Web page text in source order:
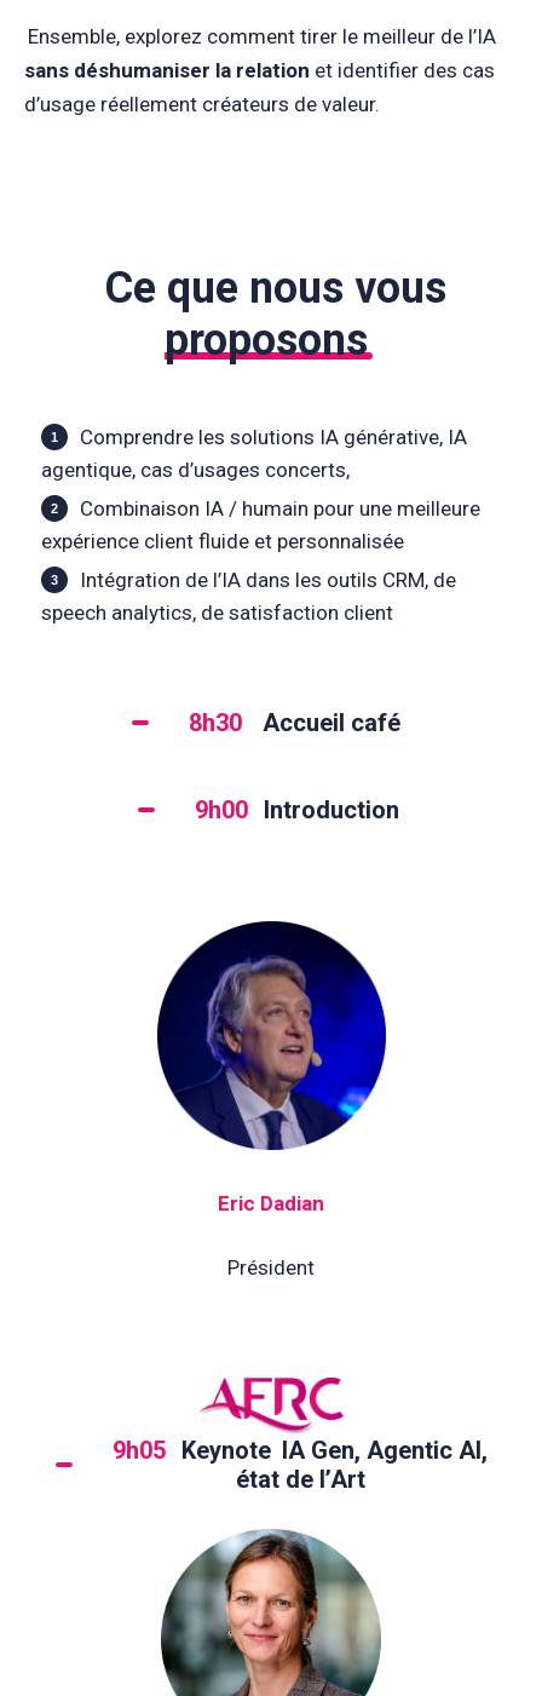
Ensemble, explorez comment tirer le meilleur de l’IA
sans déshumaniser la relation et identifier des cas
d’usage réellement créateurs de valeur.
Ce que nous vous
proposons
Comprendre les solutions IA générative, IA
agentique, cas d’usages concerts,
Combinaison IA / humain pour une meilleure
expérience client fluide et personnalisée
Intégration de l’IA dans les outils CRM, de
speech analytics, de satisfaction client
8h30 Accueil café
9h00 Introduction
Eric Dadian
Président
9h05 Keynote IA Gen, Agentic AI,
état de l’Art